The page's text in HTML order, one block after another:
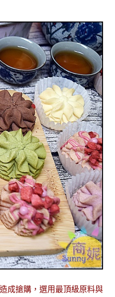
成搶購，選用最頂級原料與